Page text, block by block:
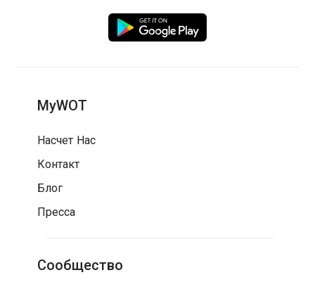
MyWOT
Насчет Нас
Контакт
Блог
Пресса
Сообщество